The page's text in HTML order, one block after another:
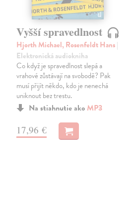
Vyšší spravedlnost
Hjorth Michael, Rosenfeldt Hans|
Elektronická audiokniha
Co když je spravedlnost slepá a
vrahové zůstávají na svobodě? Pak
musí přijít někdo, kdo je nenechá
uniknout bez trestu.
Na stiahnutie ako MP3
17,96 €